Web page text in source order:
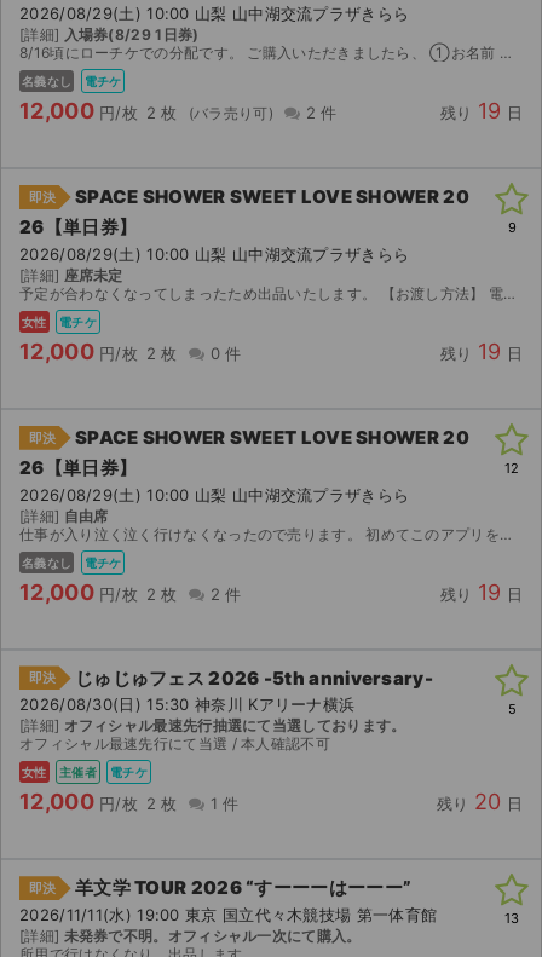
2026/08/29(土) 10:00 山梨 山中湖交流プラザきらら
[詳細] 入場券(8/29 1日券)
8/16頃にローチケでの分配です。 ご購入いただきましたら、 ①お名前 ②当日お持ちになるスマホの電話番号 をお伺いします。
名義なし 電チケ
12,000 円/枚 2 枚 2 件 残り 19 日
即決
SPACE SHOWER SWEET LOVE SHOWER 20
26【単日券】
2026/08/29(土) 10:00 山梨 山中湖交流プラザきらら
[詳細] 座席未定
予定が合わなくなってしまったため出品いたします。 【お渡し方法】 電子チケット（ローチケ）にて分配いたします。 分配可能になり次第、取引連絡にてURLをお送りします。 【注意事項...
女性 電チケ
12,000 円/枚 2 枚 0 件 残り 19 日
9
即決
SPACE SHOWER SWEET LOVE SHOWER 20
26【単日券】
2026/08/29(土) 10:00 山梨 山中湖交流プラザきらら
[詳細] 自由席
仕事が入り泣く泣く行けなくなったので売ります。 初めてこのアプリを扱いますので、ぎこちないと思いますがよろしくお願いいたします。
名義なし 電チケ
12,000 円/枚 2 枚 2 件 残り 19 日
12
即決 じゅじゅフェス 2026 -5th anniversary-
2026/08/30(日) 15:30 神奈川 Kアリーナ横浜
[詳細] オフィシャル最速先行抽選にて当選しております。
オフィシャル最速先行にて当選 / 本人確認不可
女性 主催者 電チケ
12,000 円/枚 2 枚 1 件 残り 20 日
5
即決 羊文学 TOUR 2026 “すーーーはーーー”
2026/11/11(水) 19:00 東京 国立代々木競技場 第一体育館
[詳細] 未発券で不明。オフィシャル一次にて購入。
13